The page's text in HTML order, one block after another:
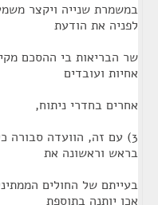
במשמרת שנייה ויקצר
לפניה את הודעת
שר הבריאות בי ההסכם
אחיות ועובדים
אחרים בחדרי ניתוח,
3) עם זה, הוועדה סבורה
בראש וראשונה את
בעייתם של החולים
אכן יותנה בתוספת